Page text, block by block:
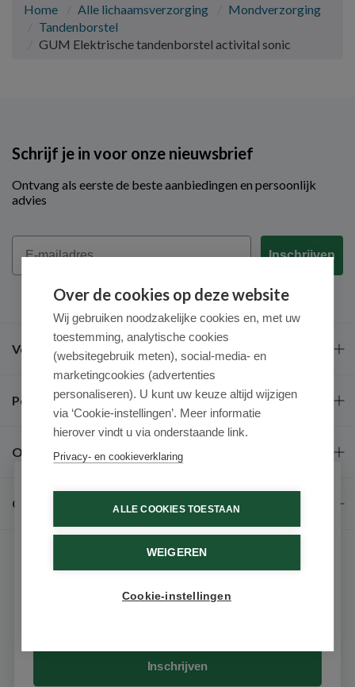
Home Alle lichaamsverzorging
Mondverzorging
Tandenborstel
GUM Elektrische tandenborstel activital sonic
Schrijf je in voor onze nieuwsbrief
Ontvang als eerste de beste aanbiedingen en persoonlijk
advies
Email
Inschrijven
Veel gestelde vragen
Populaire merken
Over ons
Contact
Over de cookies op deze website
Wij gebruiken noodzakelijke cookies en, met uw
toestemming, analytische cookies
(websitegebruik meten), social-media- en
marketingcookies (advertenties
personaliseren). U kunt uw keuze altijd wijzigen
via ‘Cookie-instellingen’. Meer informatie
hierover vindt u via onderstaande link.
Privacy- en cookieverklaring
ALLE COOKIES TOESTAAN
WEIGEREN
Cookie-instellingen
Schrijf je in voor onze nieuwsbrief
Ontvang als eerste de beste aanbiedingen en persoonlijk
advies
Inschrijven